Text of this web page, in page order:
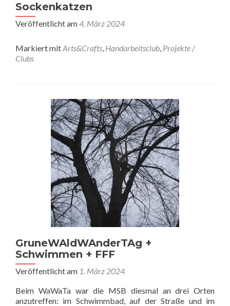
Sockenkatzen
Veröffentlicht am4. März 2024
Markiert mitArts&Crafts, Handarbeitsclub, Projekte /
Clubs
GruneWAldWAnderTAg +
Schwimmen + FFF
Veröffentlicht am 1. März 2024
Beim WaWaTa war die MSB diesmal an drei Orten
anzutreffen: im Schwimmbad, auf der Straße und im